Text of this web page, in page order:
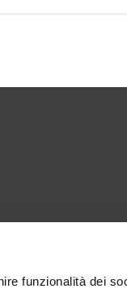
funzionalità dei
San Biagio,10